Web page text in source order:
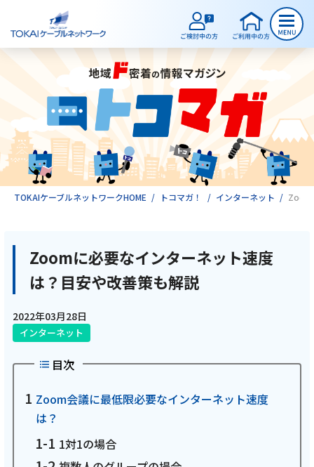
ご検討中のお客様
ご利用中のお客様
サービスのご案内
テレビ
TOKAIケーブルネットワークHOME トコマガ！ インターネット Zoom
Zoomに必要なインターネット速度
は？目安や改善策も解説
2022年03月28日
インターネット
目次
Zoom会議に最低限必要なインターネット速度
は？
1対1の場合